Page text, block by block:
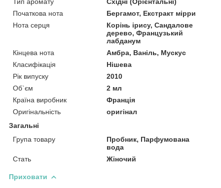
Початкова нота
Бергамот, Екстракт мірри
Нота серця
Корінь ірису, Сандалове
дерево, Французький
лабданум
Кінцева нота
Амбра, Ваніль, Мускус
Класифікація
Нішева
Рік випуску
2010
Об`єм
2 мл
Країна виробник
Франція
Оригінальність
оригінал
Загальні
Група товару
Пробник, Парфумована
вода
Стать
Жіночий
Приховати